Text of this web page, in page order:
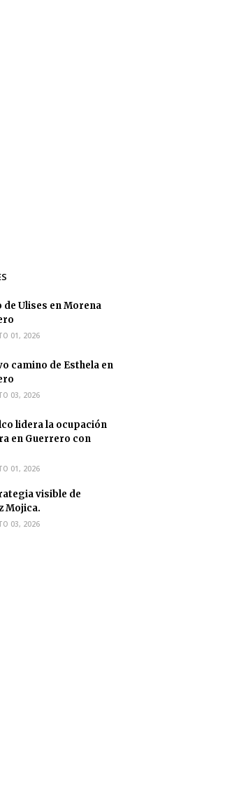
de Ulises en Morena
01, 2026
camino de Esthela en
03, 2026
lidera la ocupación
en Guerrero con
01, 2026
visible de
Mojica.
03, 2026